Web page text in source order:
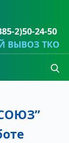
2)50-24-50
ВЫВОЗ ТКО